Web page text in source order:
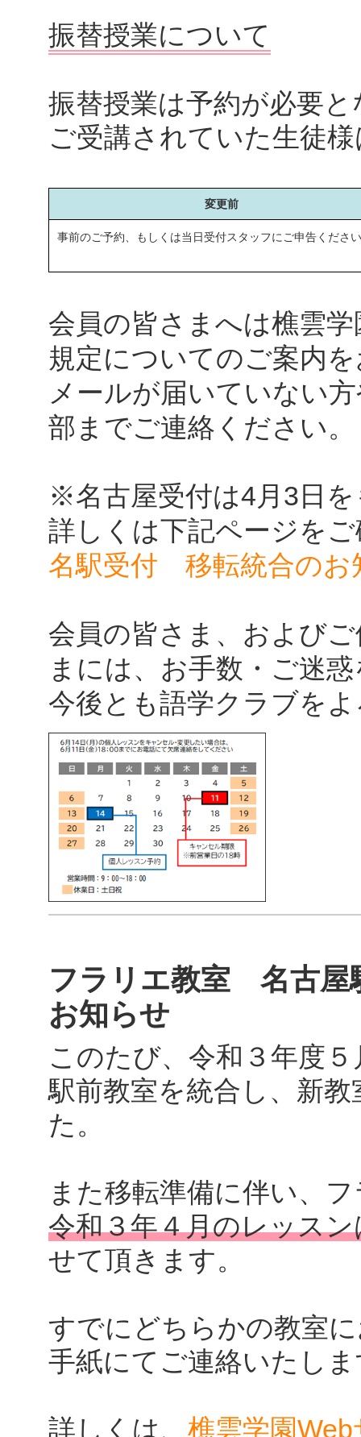
振替授業について
振替授業は予約が必要
ご受講されていた生徒
変更前
事前のご予約、もしくは当日受付スタッフにご申告ください
会員の皆さまへは樵雲
規定についてのご案内
メールが届いていない
部までご連絡ください。
※名古屋受付は4月3日
詳しくは下記ページを
名駅受付 移転統合のお
会員の皆さま、および
まには、お手数・ご迷
今後とも語学クラブを
フラリエ教室 名古屋
お知らせ
このたび、令和３年度
駅前教室を統合し、新
た。
また移転準備に伴い、
令和３年４月のレッス
せて頂きます。
すでにどちらかの教室
手紙にてご連絡いたし
詳しくは、 樵雲学園